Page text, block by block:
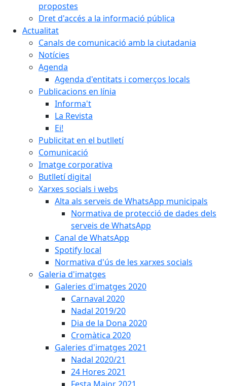
propostes
Dret d'accés a la informació pública
Actualitat
Canals de comunicació amb la ciutadania
Notícies
Agenda
Agenda d'entitats i comerços locals
Publicacions en línia
Informa't
La Revista
Ei!
Publicitat en el butlletí
Comunicació
Imatge corporativa
Butlletí digital
Xarxes socials i webs
Alta als serveis de WhatsApp municipals
Normativa de protecció de dades dels
serveis de WhatsApp
Canal de WhatsApp
Spotify local
Normativa d'ús de les xarxes socials
Galeria d'imatges
Galeries d'imatges 2020
Carnaval 2020
Nadal 2019/20
Dia de la Dona 2020
Cromàtica 2020
Galeries d'imatges 2021
Nadal 2020/21
24 Hores 2021